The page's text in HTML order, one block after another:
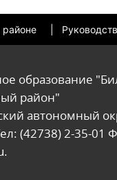
образование
район"
автономный
(42738) 2-35-01